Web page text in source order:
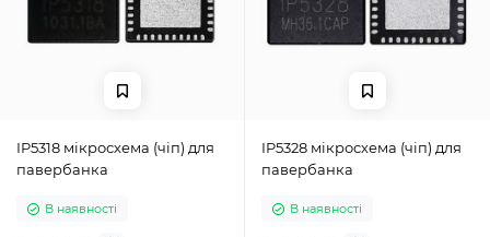
IP5318 мікросхема (чіп) для
павербанка
В наявності
IP5328 мікросхема (чіп) для
павербанка
В наявності